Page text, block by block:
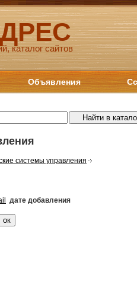
каталог сайтов
Объявления
системы управления
дате добавления